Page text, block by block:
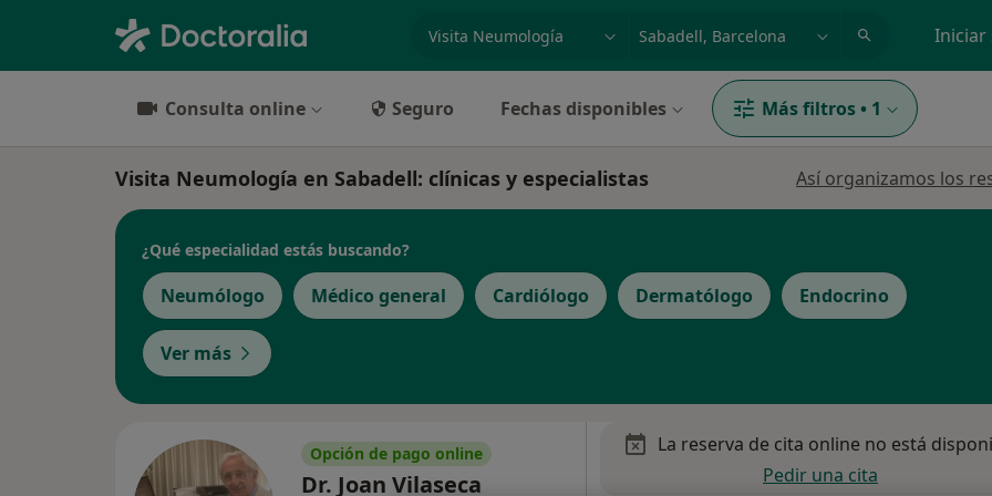
especialidad, enfermedad o nombre Iniciar
Consulta online Seguro Fechas disponibles Más filtros • 1
Visita Neumología en Sabadell: clínicas y especialistas Así organizamos los
¿Qué especialidad estás buscando?
Neumólogo Médico general Cardiólogo Dermatólogo Endocrino
Ver más
Opción de pago online
Dr. Joan Vilaseca
La reserva de cita online no está
Pedir una cita